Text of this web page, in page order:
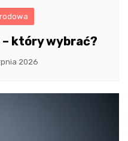
który wybrać?
2026